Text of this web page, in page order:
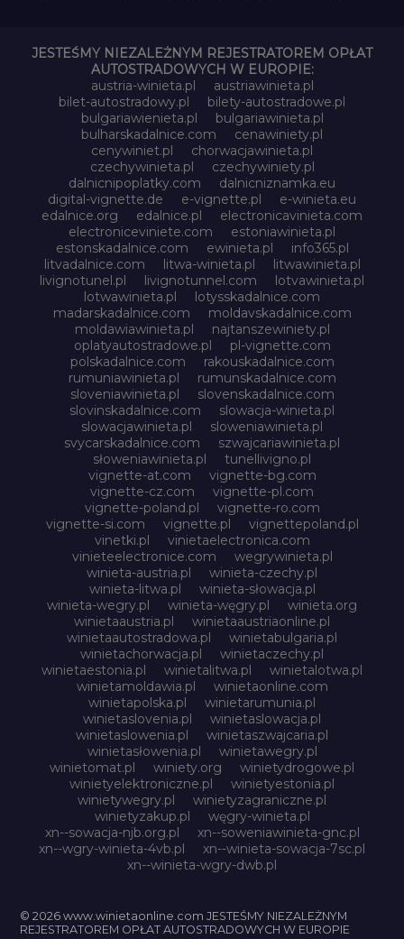
JESTEŚMY NIEZALEŻNYM REJESTRATOREM OPŁAT
AUTOSTRADOWYCH W EUROPIE:
austria-winieta.pl
austriawinieta.pl
bilet-autostradowy.pl
bilety-autostradowe.pl
bulgariawienieta.pl
bulgariawinieta.pl
bulharskadalnice.com
cenawiniety.pl
cenywiniet.pl
chorwacjawinieta.pl
czechywinieta.pl
czechywiniety.pl
dalnicnipoplatky.com
dalnicniznamka.eu
digital-vignette.de
e-vignette.pl
e-winieta.eu
edalnice.org
edalnice.pl
electronicavinieta.com
electroniceviniete.com
estoniawinieta.pl
estonskadalnice.com
ewinieta.pl
info365.pl
litvadalnice.com
litwa-winieta.pl
litwawinieta.pl
livignotunel.pl
livignotunnel.com
lotvawinieta.pl
lotwawinieta.pl
lotysskadalnice.com
madarskadalnice.com
moldavskadalnice.com
moldawiawinieta.pl
najtanszewiniety.pl
oplatyautostradowe.pl
pl-vignette.com
polskadalnice.com
rakouskadalnice.com
rumuniawinieta.pl
rumunskadalnice.com
sloveniawinieta.pl
slovenskadalnice.com
slovinskadalnice.com
slowacja-winieta.pl
slowacjawinieta.pl
sloweniawinieta.pl
svycarskadalnice.com
szwajcariawinieta.pl
słoweniawinieta.pl
tunellivigno.pl
vignette-at.com
vignette-bg.com
vignette-cz.com
vignette-pl.com
vignette-poland.pl
vignette-ro.com
vignette-si.com
vignette.pl
vignettepoland.pl
vinetki.pl
vinietaelectronica.com
vinieteelectronice.com
wegrywinieta.pl
winieta-austria.pl
winieta-czechy.pl
winieta-litwa.pl
winieta-słowacja.pl
winieta-wegry.pl
winieta-węgry.pl
winieta.org
winietaaustria.pl
winietaaustriaonline.pl
winietaautostradowa.pl
winietabulgaria.pl
winietachorwacja.pl
winietaczechy.pl
winietaestonia.pl
winietalitwa.pl
winietalotwa.pl
winietamoldawia.pl
winietaonline.com
winietapolska.pl
winietarumunia.pl
winietaslovenia.pl
winietaslowacja.pl
winietaslowenia.pl
winietaszwajcaria.pl
winietasłowenia.pl
winietawegry.pl
winietomat.pl
winiety.org
winietydrogowe.pl
winietyelektroniczne.pl
winietyestonia.pl
winietywegry.pl
winietyzagraniczne.pl
winietyzakup.pl
węgry-winieta.pl
xn--sowacja-njb.org.pl
xn--soweniawinieta-gnc.pl
xn--wgry-winieta-4vb.pl
xn--winieta-sowacja-7sc.pl
xn--winieta-wgry-dwb.pl
© 2026 www.winietaonline.com JESTEŚMY NIEZALEŻNYM
REJESTRATOREM OPŁAT AUTOSTRADOWYCH W EUROPIE